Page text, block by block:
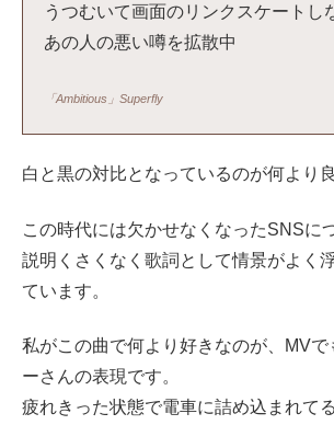
うつむいて画面のリンクスケートし
あの人の悪い噂を拡散中
「Ambitious」Superfly
白と黒の対比となっているのが何より
この時代には欠かせなくなったSNSに
説明くさくなく歌詞として情景がよく
ています。
私がこの曲で何より好きなのが、MVで
ーさんの表現です。
疲れきった状態で電車に詰め込まれて